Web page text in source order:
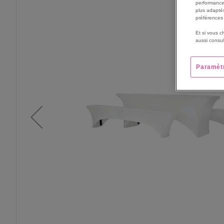
plus
Et si vous
aussi